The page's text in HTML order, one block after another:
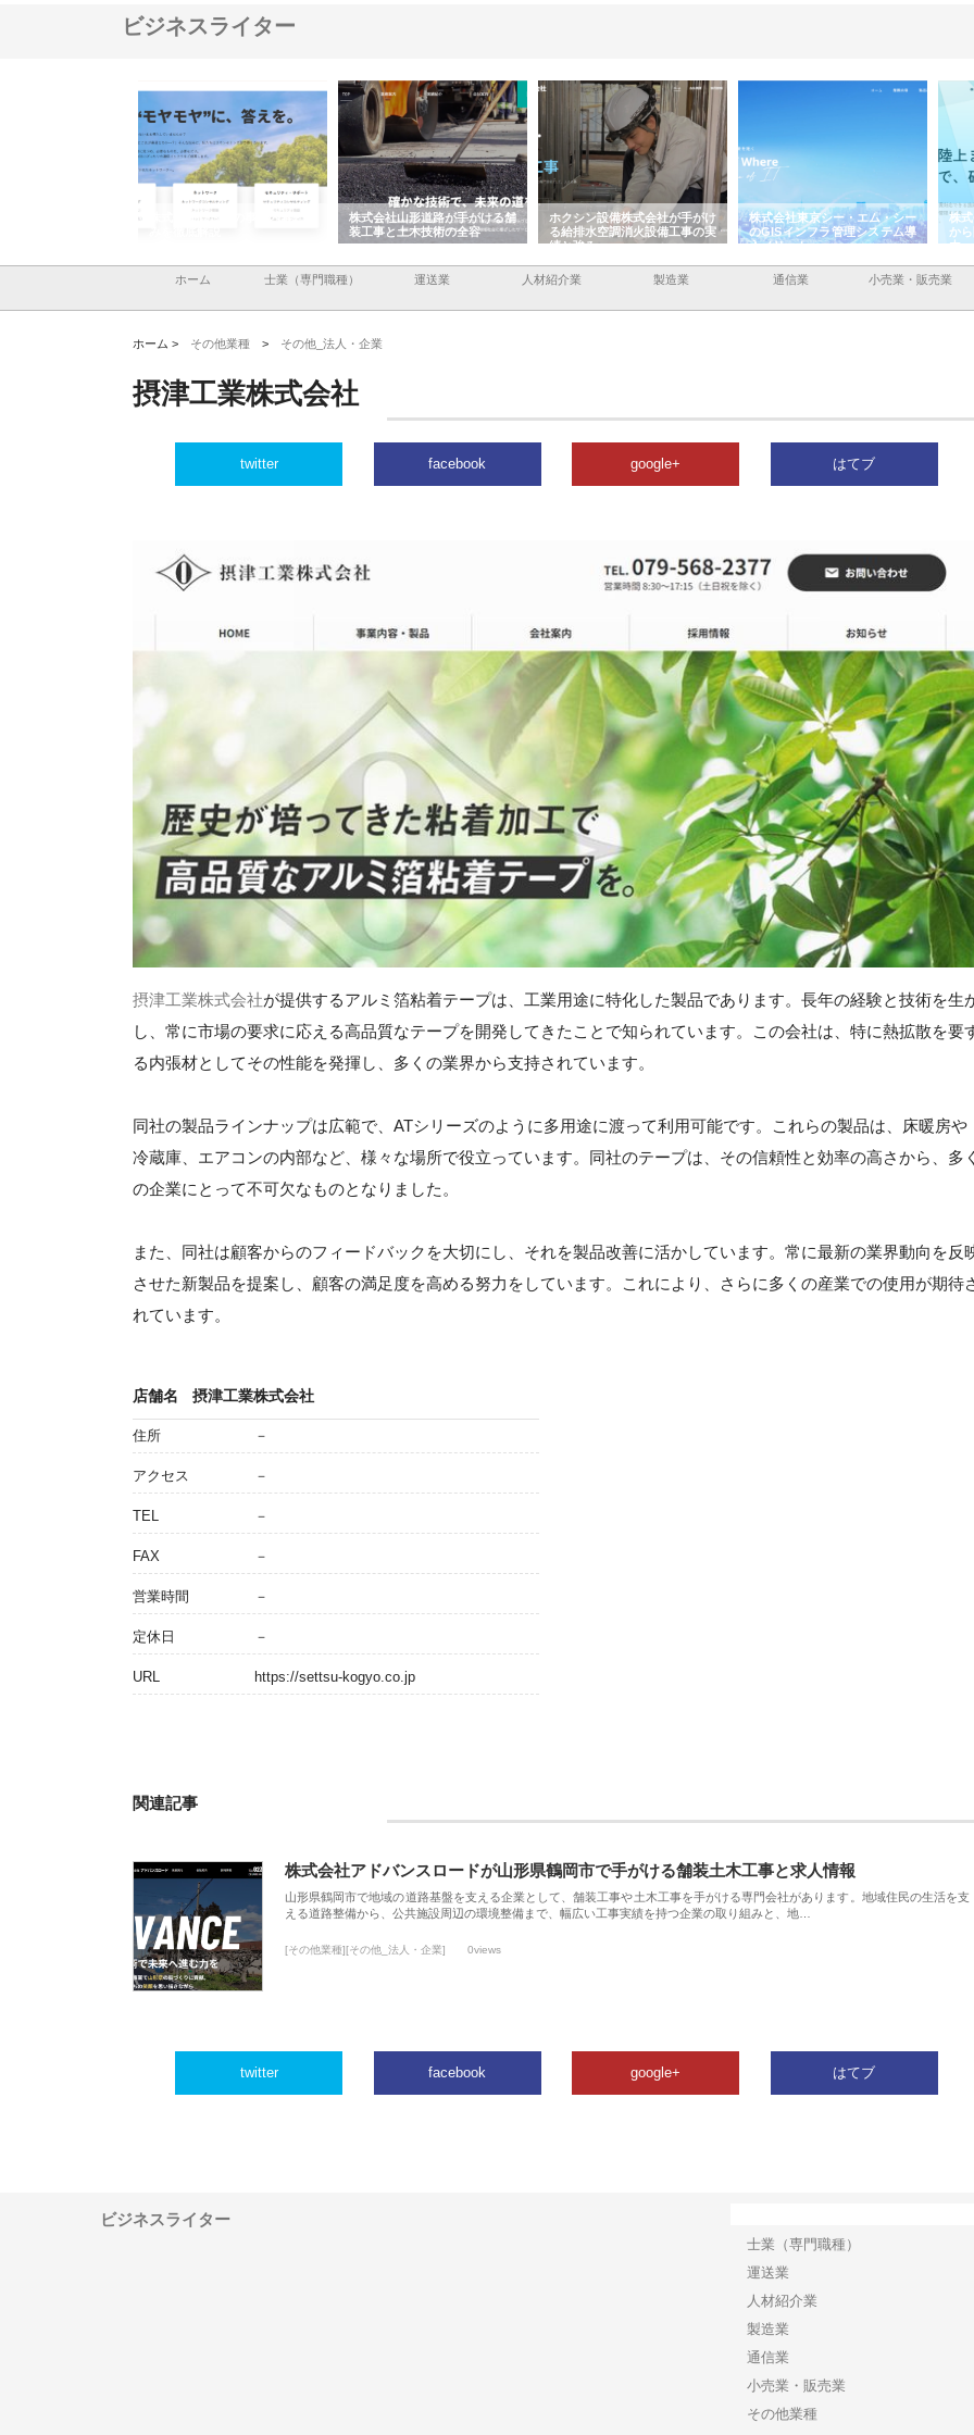
ビジネスライター
株式会社ＣＳＡの事業内容と強
株式会社山形道路が手がける舗
装工事と土木技術の全容
ホクシン設備株式会社が手がけ
る給排水空調消火設備工事の実
績と強み
株式会社東京シー・エム・シー
のGISインフラ管理システム導
入メリット
株
か
由
ホーム 士業（専門職種） 運送業 人材紹介業 製造業 通信業 小売業・販売業
ホーム > その他業種 > その他_法人・企業
摂津工業株式会社
twitter facebook google+ はてブ
摂津工業株式会社が提供するアルミ箔粘着テープは、工業用途に特化した製品であります。長年の経験と技術を生
し、常に市場の要求に応える高品質なテープを開発してきたことで知られています。この会社は、特に熱拡散を要
る内張材としてその性能を発揮し、多くの業界から支持されています。
同社の製品ラインナップは広範で、ATシリーズのように多用途に渡って利用可能です。これらの製品は、床暖房や
冷蔵庫、エアコンの内部など、様々な場所で役立っています。同社のテープは、その信頼性と効率の高さから、多く
の企業にとって不可欠なものとなりました。
また、同社は顧客からのフィードバックを大切にし、それを製品改善に活かしています。常に最新の業界動向を反
させた新製品を提案し、顧客の満足度を高める努力をしています。これにより、さらに多くの産業での使用が期待
れています。
店舗名 摂津工業株式会社
住所 －
アクセス －
TEL －
FAX －
営業時間 －
定休日 －
URL https://settsu-kogyo.co.jp
関連記事
株式会社アドバンスロードが山形県鶴岡市で手がける舗装土木工事と求人情報
山形県鶴岡市で地域の道路基盤を支える企業として、舗装工事や土木工事を手がける専門会社があります。地域住民の生活を支
える道路整備から、公共施設周辺の環境整備まで、幅広い工事実績を持つ企業の取り組みと、地…
[その他業種][その他_法人・企業] 0views
twitter facebook google+ はてブ
ビジネスライター
士業（専門職種）
運送業
人材紹介業
製造業
通信業
小売業・販売業
その他業種